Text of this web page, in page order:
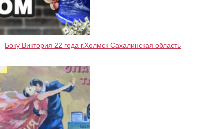
Боку Виктория 22 года г.Холмск Сахалинская область